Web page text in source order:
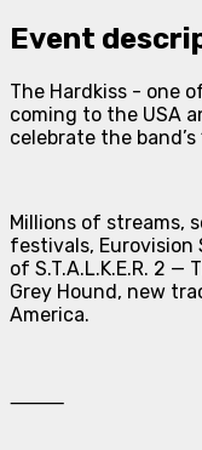
Event
The Hardkiss - one
coming to the USA
celebrate the
Millions of streams,
festivals, Eurovision
of S.T.A.L.K.E.R. 2
Grey Hound, new
America.
⸻